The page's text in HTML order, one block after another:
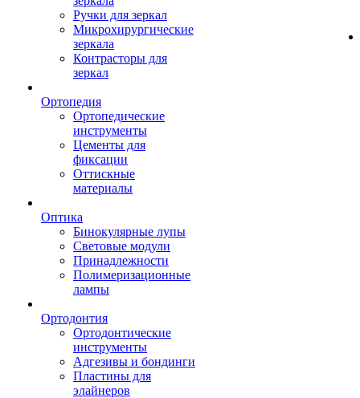
Ручки для зеркал
Микрохирургические
зеркала
Контрасторы для
зеркал
Ортопедия
Ортопедические
инструменты
Цементы для
фиксации
Оттискные
материалы
Оптика
Бинокулярные лупы
Световые модули
Принадлежности
Полимеризационные
лампы
Ортодонтия
Ортодонтические
инструменты
Адгезивы и бондинги
Пластины для
элайнеров